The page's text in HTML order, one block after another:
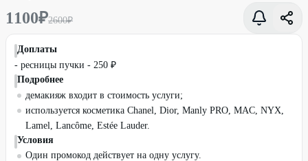
1100₽2600₽
Доплаты
- ресницы пучки - 250 ₽
Подробнее
демакияж входит в стоимость услуги;
используется косметика Chanel, Dior, Manly PRO, MAC, NYX,
Lamel, Lancôme, Estée Lauder.
Условия
Один промокод действует на одну услугу.